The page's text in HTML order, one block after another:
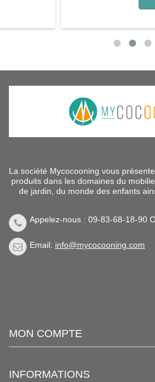
La société Mycocooning vous
produits dans les domaines du
de jardin, du monde des enfants
Appelez-nous : 09-83-68-18-90
Email: info@mycocooning.com
MON COMPTE
INFORMATIONS